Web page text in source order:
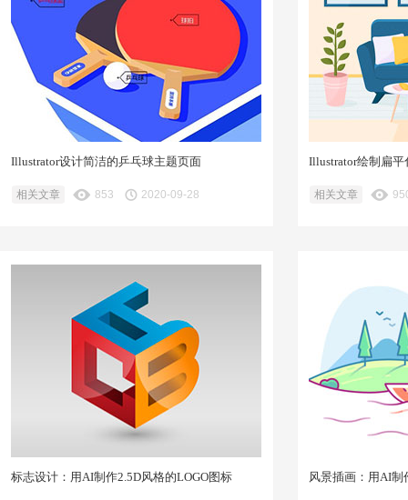
Illustrator设计简洁的乒乓球主题页面
相关文章 853 2020-09-28
Illustrator绘制扁
相关文章
标志设计：用AI制作2.5D风格的LOGO图标 风景插画：用AI制